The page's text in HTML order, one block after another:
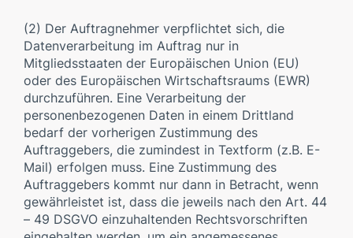
(2) Der Auftragnehmer verpflichtet sich, die
Datenverarbeitung im Auftrag nur in
Mitgliedsstaaten der Europäischen Union (EU)
oder des Europäischen Wirtschaftsraums (EWR)
durchzuführen. Eine Verarbeitung der
personenbezogenen Daten in einem Drittland
bedarf der vorherigen Zustimmung des
Auftraggebers, die zumindest in Textform (z.B. E-
Mail) erfolgen muss. Eine Zustimmung des
Auftraggebers kommt nur dann in Betracht, wenn
gewährleistet ist, dass die jeweils nach den Art. 44
– 49 DSGVO einzuhaltenden Rechtsvorschriften